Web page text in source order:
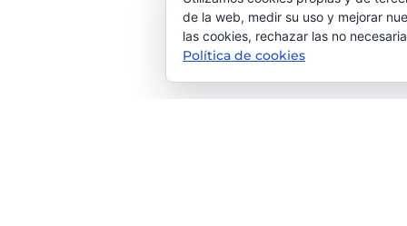
de la web, medir su uso y mejorar
las cookies, rechazar las no
Política de cookies